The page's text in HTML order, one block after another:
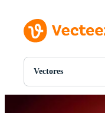
Vectores
Todas Imágenes